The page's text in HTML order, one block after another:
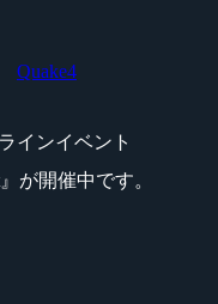
Quake4
インイベント
』が開催中です。